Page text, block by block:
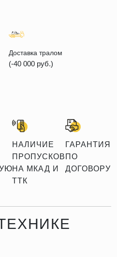
Доставка тралом
(-40 000 руб.)
НАЛИЧИЕ
ПРОПУСКОВ
НА МКАД И
ТТК
ГАРАНТИЯ
ПО
ДОГОВОРУ